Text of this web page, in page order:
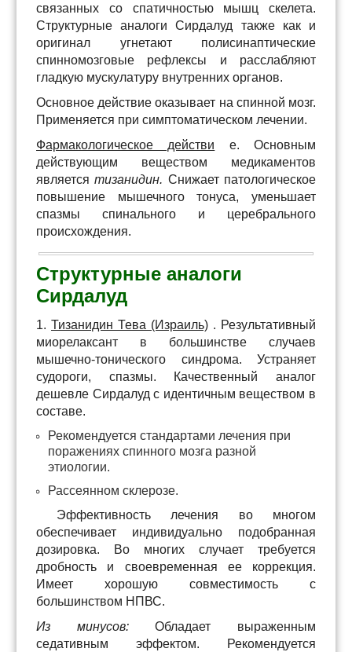
связанных со спатичностью мышц скелета.
Структурные аналоги Сирдалуд также как и
оригинал угнетают полисинаптические
спинномозговые рефлексы и расслабляют
гладкую мускулатуру внутренних органов.
Основное действие оказывает на спинной мозг.
Применяется при симптоматическом лечении.
Фармакологическое действи е. Основным
действующим веществом медикаментов
являетсятизанидин. Снижает патологическое
повышение мышечного тонуса, уменьшает
спазмы спинального и церебрального
происхождения.
Структурные аналоги
Сирдалуд
1. Тизанидин Тева (Израиль) . Результативный
миорелаксант в большинстве случаев
мышечно-тонического синдрома. Устраняет
судороги, спазмы. Качественный аналог
дешевле Сирдалуд с идентичным веществом в
составе.
Рекомендуется стандартами лечения при
поражениях спинного мозга разной
этиологии.
Рассеянном склерозе.
Эффективность лечения во многом
обеспечивает индивидуально подобранная
дозировка. Во многих случает требуется
дробность и своевременная ее коррекция.
Имеет хорошую совместимость с
большинством НПВС.
Из минусов:Обладает выраженным
седативным эффектом. Рекомендуется